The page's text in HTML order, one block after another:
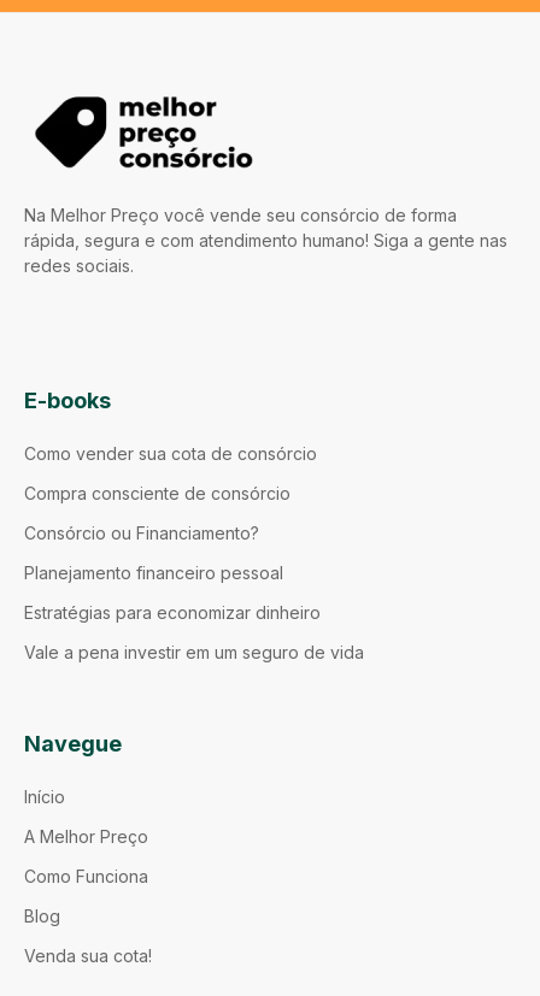
Na Melhor Preço você vende seu consórcio de forma
rápida, segura e com atendimento humano! Siga a gente nas
redes sociais.
E-books
Como vender sua cota de consórcio
Compra consciente de consórcio
Consórcio ou Financiamento?
Planejamento financeiro pessoal
Estratégias para economizar dinheiro
Vale a pena investir em um seguro de vida
Navegue
Início
A Melhor Preço
Como Funciona
Blog
Venda sua cota!